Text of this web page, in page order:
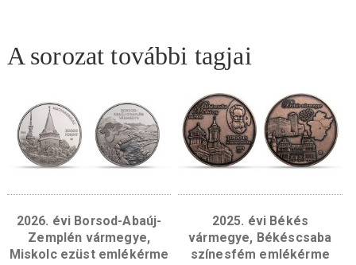
Díszdoboz 100*100 mm-es
fehér, 20 mm – 52 mm-es
érmékhez
3.500Ft
VÁSÁRLÁS
Díszdoboz bőr 2×42,5
es érméhez/
kék
5.500Ft
VÁSÁRLÁS